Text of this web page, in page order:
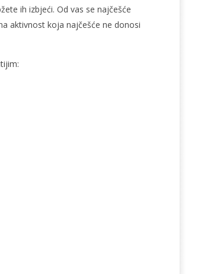
Desetine odličnih fotografija na
natječaju Umirovljenici fotografi
2011.
ih izbjeći. Od vas se najčešće
aktivnost koja najčešće ne donosi